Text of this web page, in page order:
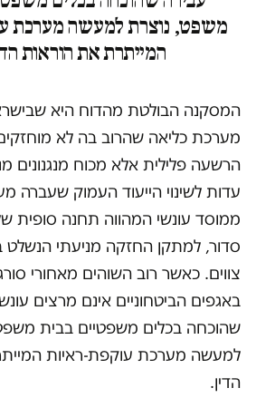
משפט, נוצרת למעשה מערכת
המייתרת את הוראות
המסקנה הבולטת מהדוח היא
מערכת כליאה שהרוב בה לא
הרשעה פלילית אלא מכוח מנגנונים
עדות לשינוי הייעוד העמוק שעברה
ממוסד עונשי המהווה תחנה סופית
סדור, למתקן החזקה מניעתי הנשלט
צווים. כאשר רוב השוהים מאחורי
באגפים הביטחוניים אינם מרצים
שהוכחה בכלים משפטיים בבית
למעשה מערכת עוקפת-ראיות
הדין.